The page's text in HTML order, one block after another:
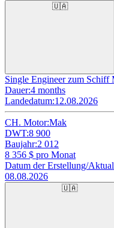
🇺🇦
Single Engineer zum Schiff
Dauer:4 months
Landedatum:12.08.2026
CH. Motor:Mak
DWT:8 900
Baujahr:2 012
8 356 $ pro Monat
Datum der Erstellung/
08.08.2026
🇺🇦